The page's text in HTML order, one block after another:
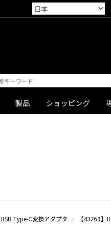
製品 ショッピング
USB Type-C変換アダプタ 【43269